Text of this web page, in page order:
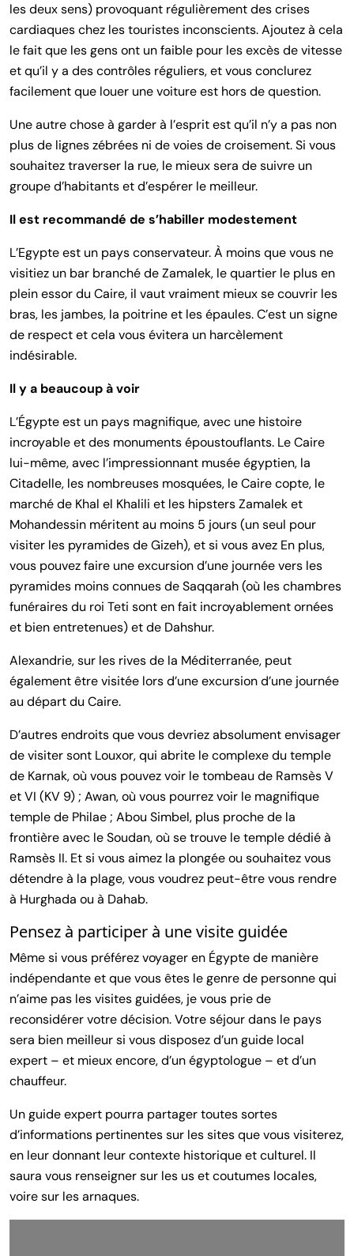
les deux sens) provoquant régulièrement des crises
cardiaques chez les touristes inconscients. Ajoutez à cela
le fait que les gens ont un faible pour les excès de vitesse
et qu’il y a des contrôles réguliers, et vous conclurez
facilement que louer une voiture est hors de question.
Une autre chose à garder à l’esprit est qu’il n’y a pas non
plus de lignes zébrées ni de voies de croisement. Si vous
souhaitez traverser la rue, le mieux sera de suivre un
groupe d’habitants et d’espérer le meilleur.
Il est recommandé de s’habiller modestement
L’Egypte est un pays conservateur. À moins que vous ne
visitiez un bar branché de Zamalek, le quartier le plus en
plein essor du Caire, il vaut vraiment mieux se couvrir les
bras, les jambes, la poitrine et les épaules. C’est un signe
de respect et cela vous évitera un harcèlement
indésirable.
Il y a beaucoup à voir
L’Égypte est un pays magnifique, avec une histoire
incroyable et des monuments époustouflants. Le Caire
lui-même, avec l’impressionnant musée égyptien, la
Citadelle, les nombreuses mosquées, le Caire copte, le
marché de Khal el Khalili et les hipsters Zamalek et
Mohandessin méritent au moins 5 jours (un seul pour
visiter les pyramides de Gizeh), et si vous avez En plus,
vous pouvez faire une excursion d’une journée vers les
pyramides moins connues de Saqqarah (où les chambres
funéraires du roi Teti sont en fait incroyablement ornées
et bien entretenues) et de Dahshur.
Alexandrie, sur les rives de la Méditerranée, peut
également être visitée lors d’une excursion d’une journée
au départ du Caire.
D’autres endroits que vous devriez absolument envisager
de visiter sont Louxor, qui abrite le complexe du temple
de Karnak, où vous pouvez voir le tombeau de Ramsès V
et VI (KV 9) ; Awan, où vous pourrez voir le magnifique
temple de Philae ; Abou Simbel, plus proche de la
frontière avec le Soudan, où se trouve le temple dédié à
Ramsès II. Et si vous aimez la plongée ou souhaitez vous
détendre à la plage, vous voudrez peut-être vous rendre
à Hurghada ou à Dahab.
Pensez à participer à une visite guidée
Même si vous préférez voyager en Égypte de manière
indépendante et que vous êtes le genre de personne qui
n’aime pas les visites guidées, je vous prie de
reconsidérer votre décision. Votre séjour dans le pays
sera bien meilleur si vous disposez d’un guide local
expert – et mieux encore, d’un égyptologue – et d’un
chauffeur.
Un guide expert pourra partager toutes sortes
d’informations pertinentes sur les sites que vous visiterez,
en leur donnant leur contexte historique et culturel. Il
saura vous renseigner sur les us et coutumes locales,
voire sur les arnaques.